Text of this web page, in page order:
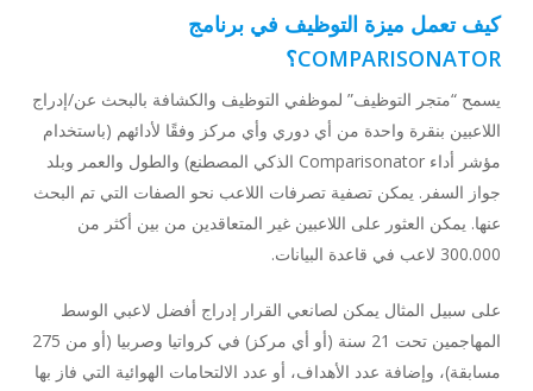
كيف تعمل ميزة التوظيف في برنامج
COMPARISONATOR؟
يسمح “متجر التوظيف” لموظفي التوظيف والكشافة بالبحث عن/إدراج
اللاعبين بنقرة واحدة من أي دوري وأي مركز وفقًا لأدائهم (باستخدام
مؤشر أداء Comparisonator الذكي المصطنع) والطول والعمر وبلد
جواز السفر. يمكن تصفية تصرفات اللاعب نحو الصفات التي تم البحث
عنها. يمكن العثور على اللاعبين غير المتعاقدين من بين أكثر من
300.000 لاعب في قاعدة البيانات.
على سبيل المثال يمكن لصانعي القرار إدراج أفضل لاعبي الوسط
المهاجمين تحت 21 سنة (أو أي مركز) في كرواتيا وصربيا (أو من 275
مسابقة)، وإضافة عدد الأهداف، أو عدد الالتحامات الهوائية التي فاز بها